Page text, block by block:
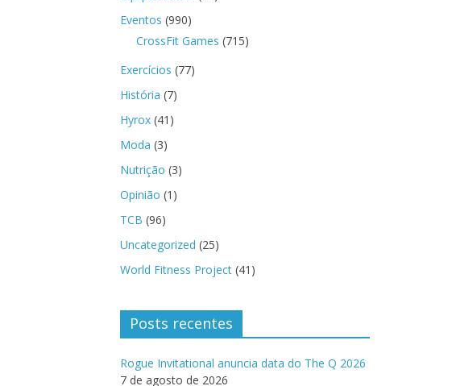
Eventos (990)
CrossFit Games (715)
Exercícios (77)
História (7)
Hyrox (41)
Moda (3)
Nutrição (3)
Opinião (1)
TCB (96)
Uncategorized (25)
World Fitness Project (41)
Posts recentes
Rogue Invitational anuncia data do The Q 2026
7 de agosto de 2026